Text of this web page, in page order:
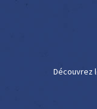
Découvrez